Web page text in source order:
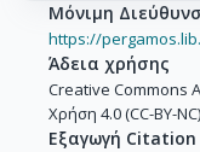
Μόνιμη
https://
Άδεια χρήσης
Creative Commons
Χρήση 4.0 (CC-BY-NC)
Εξαγωγή Citation